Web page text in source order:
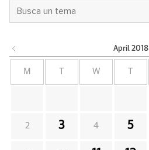
April 2018
M W
2 3 4 5